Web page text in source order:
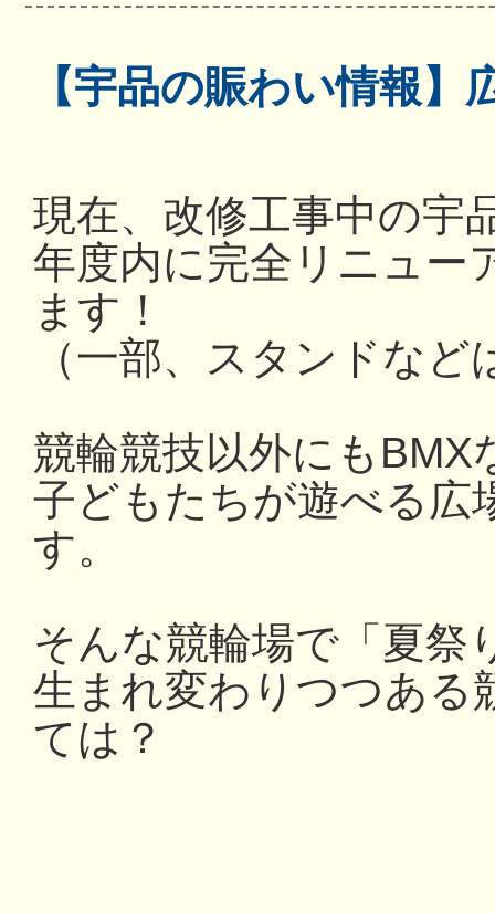
【宇品の賑わい情報】
現在、改修工事中の宇
年度内に完全リニュー
ます！
（一部、スタンドな
競輪競技以外にもBMX
子どもたちが遊べる広
す。
そんな競輪場で「夏祭
生まれ変わりつつある
ては？